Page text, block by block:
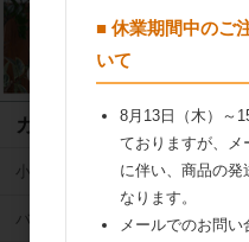
カテゴリ
小麦粉
バター
■ 休業期間中のご
いて
8月13日（木）～
ておりますが、メ
に伴い、商品の発
なります。
メールでのお問い